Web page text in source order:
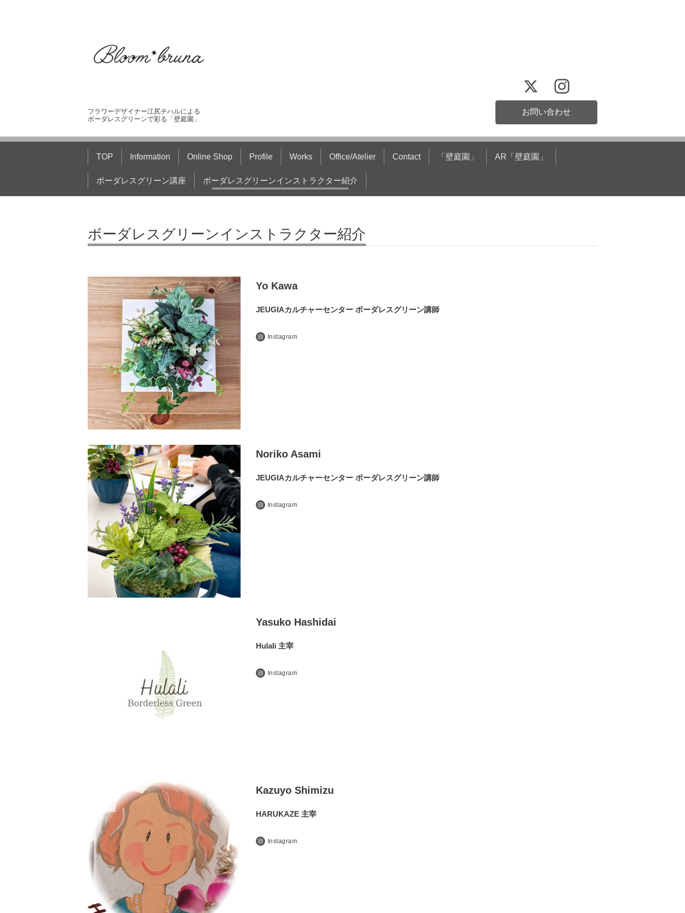
フラワーデザイナー江尻チハルによる
ボーダレスグリーンで彩る「壁庭園」
お問い合わせ
TOP Information Online Shop Profile Works Office/Atelier Contact 「壁庭園」 AR「壁庭園」
ボーダレスグリーン講座 ボーダレスグリーンインストラクター紹介
ボーダレスグリーンインストラクター紹介
Yo Kawa
JEUGIAカルチャーセンター ボーダレスグリーン講師
Instagram
Noriko Asami
JEUGIAカルチャーセンター ボーダレスグリーン講師
Instagram
Yasuko Hashidai
Hulali 主宰
Instagram
Kazuyo Shimizu
HARUKAZE 主宰
Instagram